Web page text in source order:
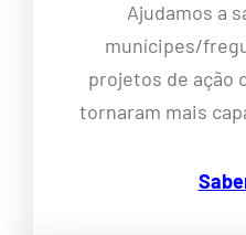
Ajudamos a
munícipes/
projetos de ação
tornaram mais